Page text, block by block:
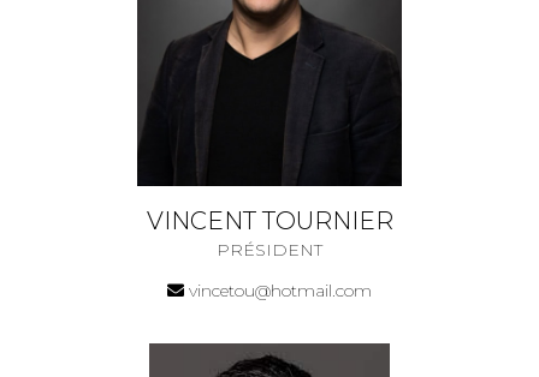
VINCENT TOURNIER
PRÉSIDENT
vincetou@hotmail.com